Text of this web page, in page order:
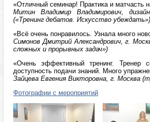
«Отличный семинар! Практика и матчасть
Митин Владимир Владимирович,
(«Тренинг дебатов. Искусство убеждать»)
«Всё очень понравилось. Узнала много
Симонов Дмитрий Александрович, г.
сложных и прорывных задач»)
«Очень эффективный тренинг. Тренер
доступность подачи знаний. Много
Зайцева Евгения Викторовна, г. Москва
Фотографии с мероприятий